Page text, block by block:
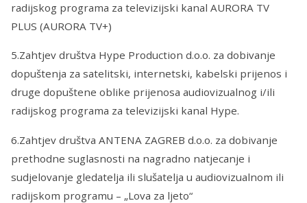
radijskog programa za televizijski kanal AURORA TV
PLUS (AURORA TV+)
5.Zahtjev društva Hype Production d.o.o. za dobivanje
dopuštenja za satelitski, internetski, kabelski prijenos i
druge dopuštene oblike prijenosa audiovizualnog i/ili
radijskog programa za televizijski kanal Hype.
6.Zahtjev društva ANTENA ZAGREB d.o.o. za dobivanje
prethodne suglasnosti na nagradno natjecanje i
sudjelovanje gledatelja ili slušatelja u audiovizualnom ili
radijskom programu – „Lova za ljeto“